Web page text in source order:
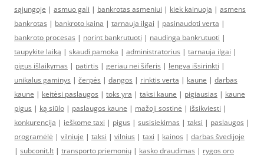
sąjungoje | asmuo gali | bankrotas asmeniui | kiek kainuoja | asmens
bankrotas | bankroto kaina | tarnauja ilgai | pasinaudoti verta |
bankroto procesas | norint bankrutuoti | naudinga bankrutuoti |
taupykite laiką | skaudi pamoka | administratorius | tarnauja ilgai |
pigus išlaikymas | patirtis | geriau nei šiferis | lengva išsirinkti |
unikalus gaminys | čerpės | dangos | rinktis verta | kaune | darbas
kaune | keitėsi paslaugos | toks yra | taksi kaune | pigiausias | kaune
pigus | ką siūlo | paslaugos kaune | mažoji sostinė | išsikviesti |
konkurencija | ieškome taxi | pigus | susisiekimas | taksi | paslaugos |
programėlė | vilniuje | taksi | vilnius | taxi | kainos | darbas švedijoje
| subconit.lt | transporto priemonių | kasko draudimas | rygos oro